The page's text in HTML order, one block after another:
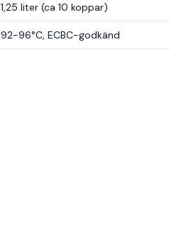
1,25 liter (ca 10 koppar)
92-96°C, ECBC-godkänd